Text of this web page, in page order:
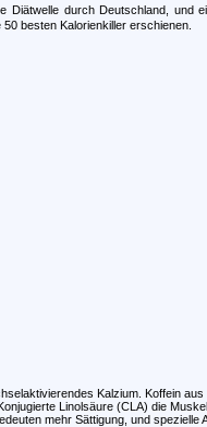
Diätwelle durch Deutschland, und
besten Kalorienkiller erschienen.
Kalzium. Koffein
Linolsäure (CLA) die
mehr Sättigung, und spezielle